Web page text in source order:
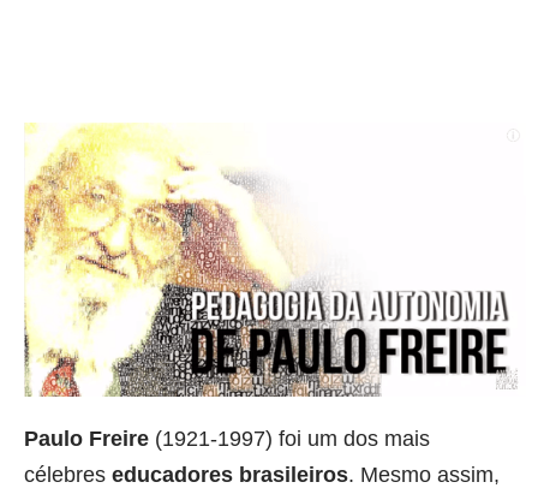
Paulo Freire (1921-1997) foi um dos mais
célebres educadores brasileiros. Mesmo assim,